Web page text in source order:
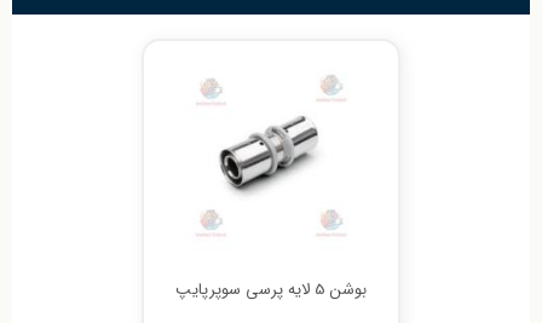
بوشن 5 لایه پرسی سوپرپایپ